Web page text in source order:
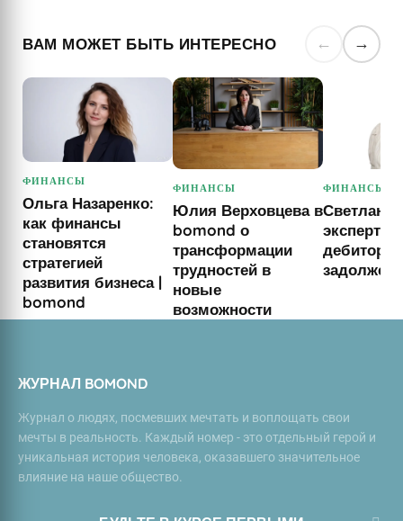
ВАМ МОЖЕТ БЫТЬ ИНТЕРЕСНО ← →
ФИНАНСЫ
Ольга Назаренко:
как финансы
становятся
стратегией
развития бизнеса |
bomond
ФИНАНСЫ
Юлия Верховцева в
bomond о
трансформации
трудностей в
новые
возможности
ФИНАНСЫ
Светлана
эксперт
ЖУРНАЛ BOMOND
Журнал о людях, посмевших мечтать и воплощать свои
мечты в реальность. Каждый номер - это отдельный герой и
уникальная история человека, оказавшего значительное
влияние на наше общество.